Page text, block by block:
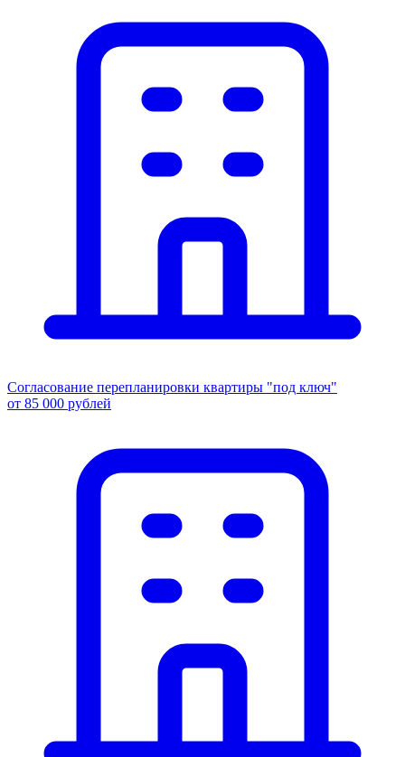
Согласование перепланировки квартиры "под ключ"
от 85 000 рублей